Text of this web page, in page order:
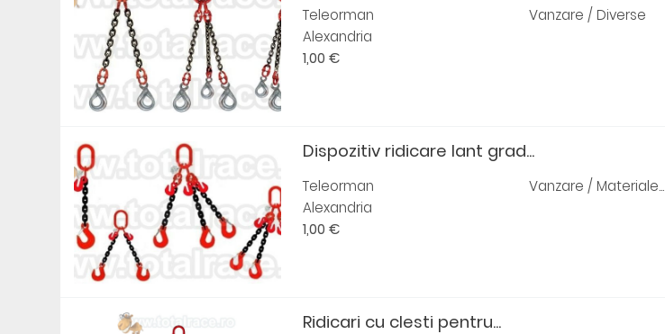
Teleorman
Alexandria
1,00 €
Vanzare / Diverse
Dispozitiv ridicare lant grad...
Teleorman
Alexandria
1,00 €
Vanzare / Materiale...
Ridicari cu clesti pentru...